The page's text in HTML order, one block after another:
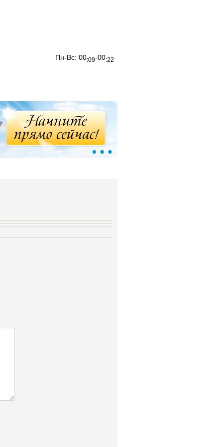
Пн-Вс: 00:09-00:22